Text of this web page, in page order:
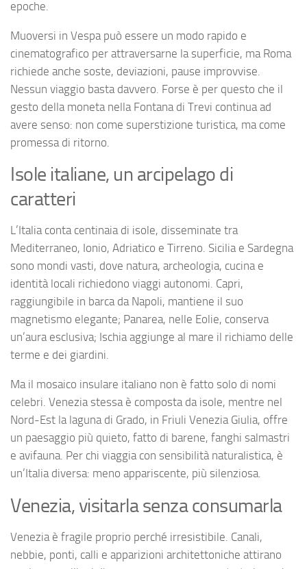
epoche.
Muoversi in Vespa può essere un modo rapido e
cinematografico per attraversarne la superficie, ma Roma
richiede anche soste, deviazioni, pause improvvise.
Nessun viaggio basta davvero. Forse è per questo che il
gesto della moneta nella Fontana di Trevi continua ad
avere senso: non come superstizione turistica, ma come
promessa di ritorno.
Isole italiane, un arcipelago di
caratteri
L’Italia conta centinaia di isole, disseminate tra
Mediterraneo, Ionio, Adriatico e Tirreno. Sicilia e Sardegna
sono mondi vasti, dove natura, archeologia, cucina e
identità locali richiedono viaggi autonomi. Capri,
raggiungibile in barca da Napoli, mantiene il suo
magnetismo elegante; Panarea, nelle Eolie, conserva
un’aura esclusiva; Ischia aggiunge al mare il richiamo delle
terme e dei giardini.
Ma il mosaico insulare italiano non è fatto solo di nomi
celebri. Venezia stessa è composta da isole, mentre nel
Nord-Est la laguna di Grado, in Friuli Venezia Giulia, offre
un paesaggio più quieto, fatto di barene, fanghi salmastri
e avifauna. Per chi viaggia con sensibilità naturalistica, è
un’Italia diversa: meno appariscente, più silenziosa.
Venezia, visitarla senza consumarla
Venezia è fragile proprio perché irresistibile. Canali,
nebbie, ponti, calli e apparizioni architettoniche attirano